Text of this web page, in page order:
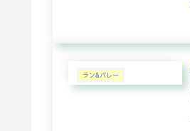
ラン&バレー